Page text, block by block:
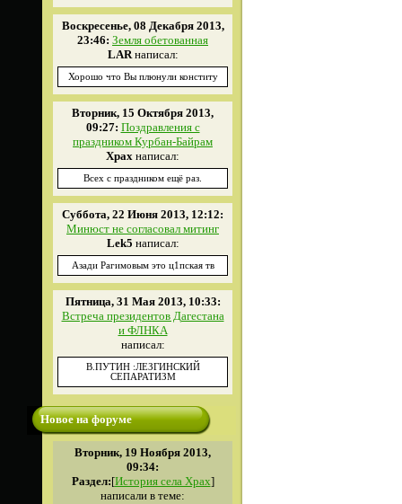
Воскресенье, 08 Декабря 2013,
23:46: Земля обетованная
LARнаписал:
Хорошо что Вы плюнули конститу
Вторник, 15 Октября 2013,
09:27: Поздравления с
праздником Курбан-Байрам
Xpax написал:
Всех с праздником ещё раз.
Суббота, 22 Июня 2013, 12:12:
Минюст не согласовал митинг
Lek5 написал:
Азади Рагимовым это ц1пская тв
Пятница, 31 Мая 2013, 10:33:
Встреча президентов Дагестана
и ФЛНКА
написал:
В.ПУТИН :ЛЕЗГИНСКИЙ
СЕПАРАТИЗМ
Новое на форуме
Вторник, 19 Ноября 2013,
09:34:
Раздел:[История села Храх]
написали в теме: